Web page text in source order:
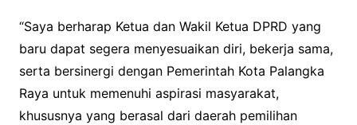
“Saya berharap Ketua dan Wakil Ketua DPRD yang
baru dapat segera menyesuaikan diri, bekerja sama,
serta bersinergi dengan Pemerintah Kota Palangka
Raya untuk memenuhi aspirasi masyarakat,
khususnya yang berasal dari daerah pemilihan